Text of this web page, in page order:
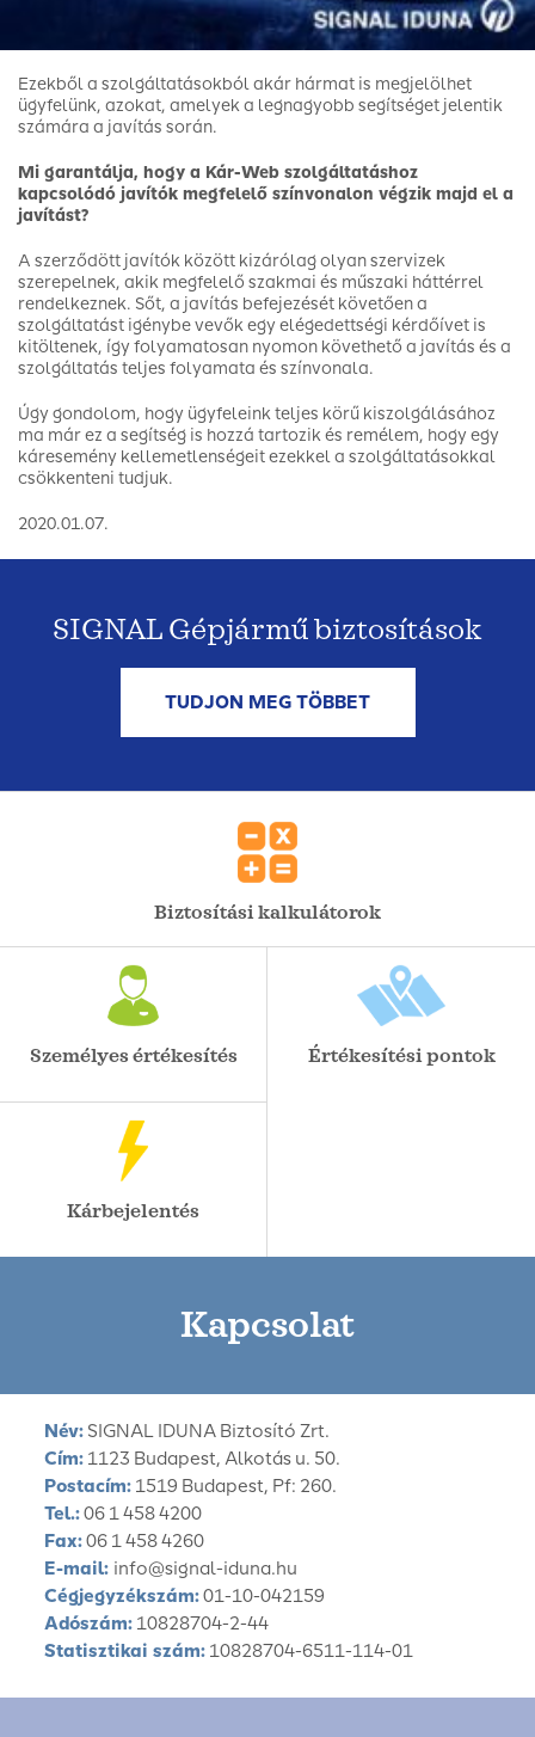
Ezekből a szolgáltatásokból akár hármat is megjelölhet
ügyfelünk, azokat, amelyek a legnagyobb segítséget jelentik
számára a javítás során.
Mi garantálja, hogy a Kár-Web szolgáltatáshoz
kapcsolódó javítók megfelelő színvonalon végzik majd el a
javítást?
A szerződött javítók között kizárólag olyan szervizek
szerepelnek, akik megfelelő szakmai és műszaki háttérrel
rendelkeznek. Sőt, a javítás befejezését követően a
szolgáltatást igénybe vevők egy elégedettségi kérdőívet is
kitöltenek, így folyamatosan nyomon követhető a javítás és a
szolgáltatás teljes folyamata és színvonala.
Úgy gondolom, hogy ügyfeleink teljes körű kiszolgálásához
ma már ez a segítség is hozzá tartozik és remélem, hogy egy
káresemény kellemetlenségeit ezekkel a szolgáltatásokkal
csökkenteni tudjuk.
2020.01.07.
SIGNAL Gépjármű biztosítások
TUDJON MEG TÖBBET
Biztosítási kalkulátorok
Személyes értékesítés Értékesítési pontok
Kárbejelentés
Kapcsolat
Név: SIGNAL IDUNA Biztosító Zrt.
Cím: 1123 Budapest, Alkotás u. 50.
Postacím: 1519 Budapest, Pf: 260.
Tel.:06 1 458 4200
Fax:06 1 458 4260
E-mail: info@signal-iduna.hu
Cégjegyzékszám:01-10-042159
Adószám: 10828704-2-44
Statisztikai szám: 10828704-6511-114-01